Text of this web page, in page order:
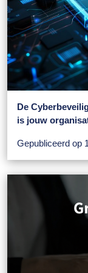
De
is jouw
Gepubliceerd op